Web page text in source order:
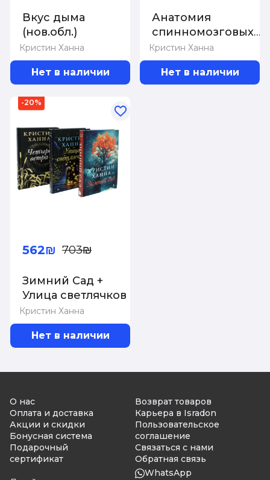
Кристин Ханна
Вкус дыма
(нов.обл.)
Нет в наличии
Кристин Ханна
Анатомия
спинномозговых
нервов и доступы
к ним
Нет в наличии
-20%
Кристин Ханна
Зимний Сад +
Улица светлячков +
Четыре ветра
(Серия Все
оттенки Кристин
562₪ 703₪
Нет в наличии
О нас
Оплата и доставка
Акции и скидки
Бонусная система
Подарочный
сертификат
Возврат товаров
Карьера в Isradon
Пользовательское
соглашение
Связаться с нами
Обратная связь
WhatsApp